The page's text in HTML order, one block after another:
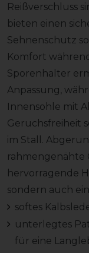
Reißverschluss
bieten einen
Sehnenschutz
Komfort
Sporenhalter
Anpassung,
Innensohle mit
Geruchsfreiheit
im Stall.
rahmengenähte
hervorragende
sondern auch
softes
unterlegtes
für eine